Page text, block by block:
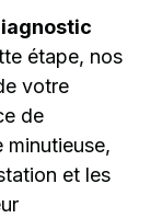
étape, nos
votre
de
minutieuse,
et les